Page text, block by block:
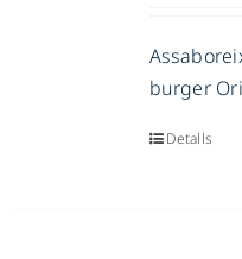
burger
Detalls